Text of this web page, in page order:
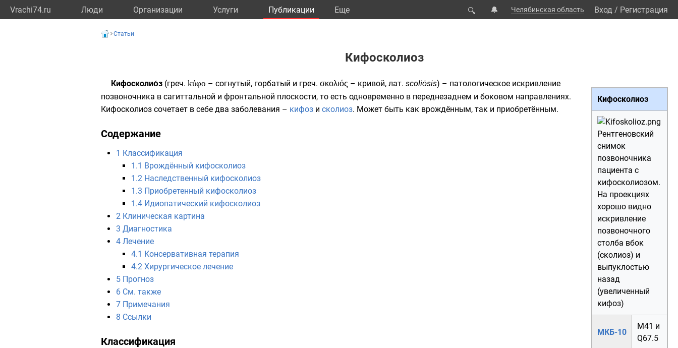
Vrachi74.ru Люди Организации Услуги Публикации Eще 🔍 🔔 Челябинская область Вход / Регистрация
Статьи
Кифосколиоз
Кифосколиоз
Рентгеновский
снимок
позвоночника
пациента с
кифосколиозом.
На проекциях
хорошо видно
искривление
позвоночного
столба вбок
(сколиоз) и
выпуклостью
назад
(увеличенный
кифоз)
МКБ-10
M41 и
Q67.5
Кифосколио́з (греч. kύφο – согнутый, горбатый и греч. σκολιός – кривой, лат. scoliōsis) – патологическое искривление
позвоночника в сагиттальной и фронтальной плоскости, то есть одновременно в переднезаднем и боковом направлениях.
Кифосколиоз сочетает в себе два заболевания – кифоз и сколиоз. Может быть как врождённым, так и приобретённым.
Содержание
1 Классификация
1.1 Врождённый кифосколиоз
1.2 Наследственный кифосколиоз
1.3 Приобретенный кифосколиоз
1.4 Идиопатический кифосколиоз
2 Клиническая картина
3 Диагностика
4 Лечение
4.1 Консервативная терапия
4.2 Хирургическое лечение
5 Прогноз
6 См. также
7 Примечания
8 Ссылки
Классификация